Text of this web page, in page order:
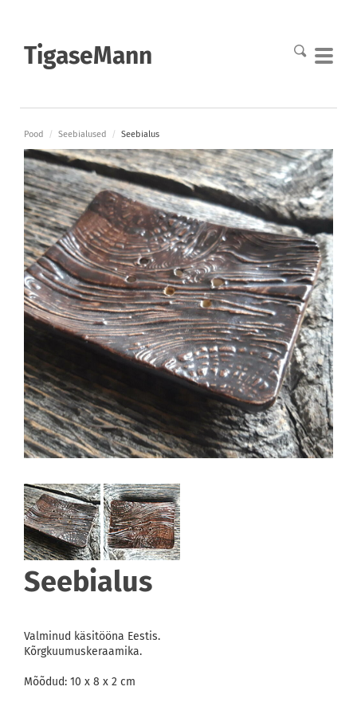
TigaseMann
Pood / Seebialused / Seebialus
Seebialus
Valminud käsitööna Eestis.
Kõrgkuumuskeraamika.
Mõõdud: 10 x 8 x 2 cm